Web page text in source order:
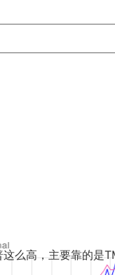
TMT和创业板的趋
AI量